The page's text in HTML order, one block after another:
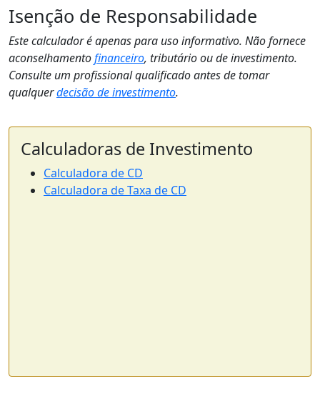
Isenção de Responsabilidade
Este calculador é apenas para uso informativo. Não fornece
aconselhamentofinanceiro, tributário ou de investimento.
Consulte um profissional qualificado antes de tomar
qualquerdecisão de investimento.
Calculadoras de Investimento
Calculadora de CD
Calculadora de Taxa de CD